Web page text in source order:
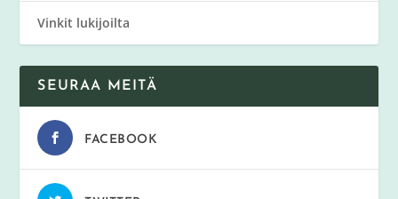
Vinkit lukijoilta
SEURAA MEITÄ
FACEBOOK